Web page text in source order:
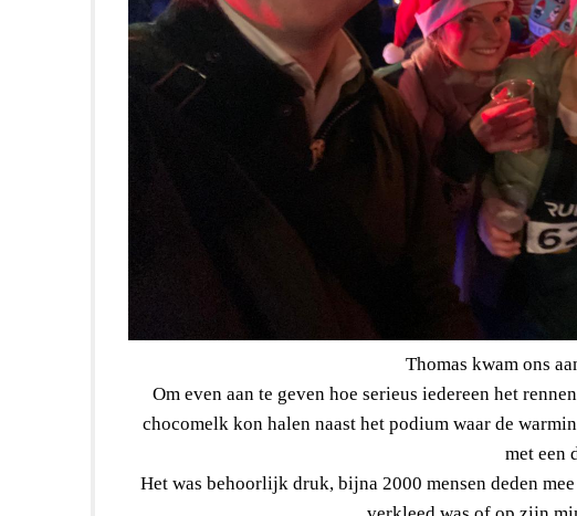
Thomas kwam ons
Om even aan te geven hoe serieus iedereen het
chocomelk kon halen naast het podium waar de
met een
Het was behoorlijk druk, bijna 2000 mensen deden